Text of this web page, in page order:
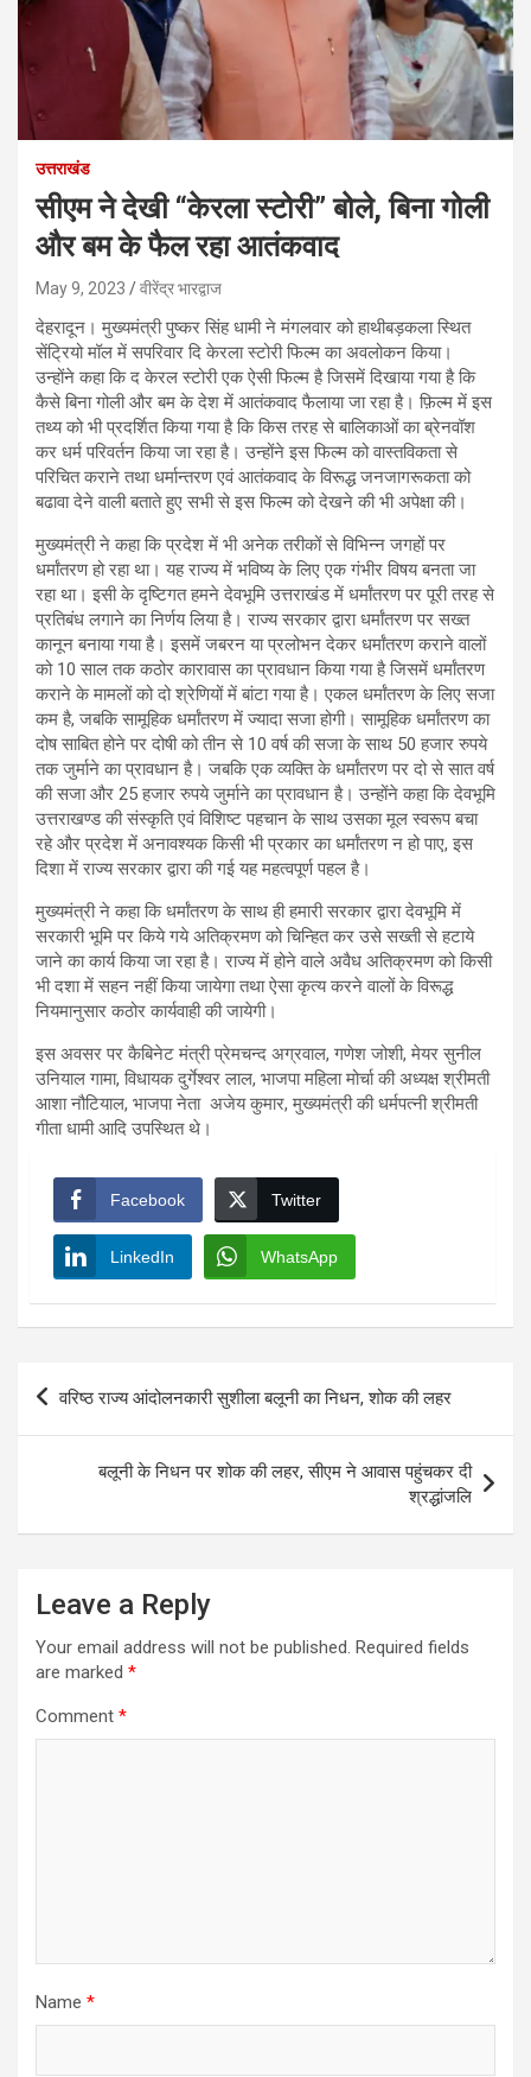
उत्तराखंड
सीएम ने देखी “केरला स्टोरी” बोले, बिना गोली
और बम के फैल रहा आतंकवाद
May 9, 2023 वीरेंद्र भारद्वाज
देहरादून। मुख्यमंत्री पुष्कर सिंह धामी ने मंगलवार को हाथीबड़कला स्थित
सेंट्रियो मॉल में सपरिवार दि केरला स्टोरी फिल्म का अवलोकन किया।
उन्होंने कहा कि द केरल स्टोरी एक ऐसी फिल्म है जिसमें दिखाया गया है कि
कैसे बिना गोली और बम के देश में आतंकवाद फैलाया जा रहा है। फ़िल्म में इस
तथ्य को भी प्रदर्शित किया गया है कि किस तरह से बालिकाओं का ब्रेनवॉश
कर धर्म परिवर्तन किया जा रहा है। उन्होंने इस फिल्म को वास्तविकता से
परिचित कराने तथा धर्मान्तरण एवं आतंकवाद के विरूद्ध जनजागरूकता को
बढावा देने वाली बताते हुए सभी से इस फिल्म को देखने की भी अपेक्षा की।
मुख्यमंत्री ने कहा कि प्रदेश में भी अनेक तरीकों से विभिन्न जगहों पर
धर्मांतरण हो रहा था। यह राज्य में भविष्य के लिए एक गंभीर विषय बनता जा
रहा था। इसी के दृष्टिगत हमने देवभूमि उत्तराखंड में धर्मांतरण पर पूरी तरह से
प्रतिबंध लगाने का निर्णय लिया है। राज्य सरकार द्वारा धर्मांतरण पर सख्त
कानून बनाया गया है। इसमें जबरन या प्रलोभन देकर धर्मांतरण कराने वालों
को 10 साल तक कठोर कारावास का प्रावधान किया गया है जिसमें धर्मांतरण
कराने के मामलों को दो श्रेणियों में बांटा गया है। एकल धर्मांतरण के लिए सजा
कम है, जबकि सामूहिक धर्मांतरण में ज्यादा सजा होगी। सामूहिक धर्मांतरण का
दोष साबित होने पर दोषी को तीन से 10 वर्ष की सजा के साथ 50 हजार रुपये
तक जुर्माने का प्रावधान है। जबकि एक व्यक्ति के धर्मांतरण पर दो से सात वर्ष
की सजा और 25 हजार रुपये जुर्माने का प्रावधान है। उन्होंने कहा कि देवभूमि
उत्तराखण्ड की संस्कृति एवं विशिष्ट पहचान के साथ उसका मूल स्वरूप बचा
रहे और प्रदेश में अनावश्यक किसी भी प्रकार का धर्मांतरण न हो पाए, इस
दिशा में राज्य सरकार द्वारा की गई यह महत्वपूर्ण पहल है।
मुख्यमंत्री ने कहा कि धर्मांतरण के साथ ही हमारी सरकार द्वारा देवभूमि में
सरकारी भूमि पर किये गये अतिक्रमण को चिन्हित कर उसे सख्ती से हटाये
जाने का कार्य किया जा रहा है। राज्य में होने वाले अवैध अतिक्रमण को किसी
भी दशा में सहन नहीं किया जायेगा तथा ऐसा कृत्य करने वालों के विरूद्ध
नियमानुसार कठोर कार्यवाही की जायेगी।
इस अवसर पर कैबिनेट मंत्री प्रेमचन्द अग्रवाल, गणेश जोशी, मेयर सुनील
उनियाल गामा, विधायक दुर्गेश्वर लाल, भाजपा महिला मोर्चा की अध्यक्ष श्रीमती
आशा नौटियाल, भाजपा नेता अजेय कुमार, मुख्यमंत्री की धर्मपत्नी श्रीमती
गीता धामी आदि उपस्थित थे।
Facebook Twitter
LinkedIn WhatsApp
Post
वरिष्ठ राज्य आंदोलनकारी सुशीला बलूनी का निधन, शोक की लहर
बलूनी के निधन पर शोक की लहर, सीएम ने आवास पहुंचकर दी
श्रद्धांजलि
Leave a Reply
Your email address will not be published. Required fields
are marked *
Comment *
Name *